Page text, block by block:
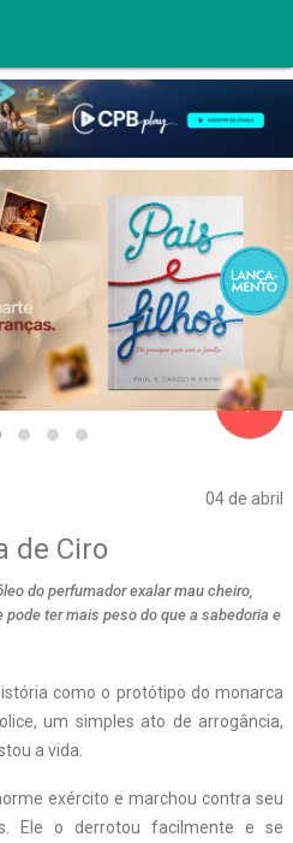
04 de abril
de Ciro
do perfumador exalar mau cheiro,
ter mais peso do que a sabedoria e
como o protótipo do monarca
um simples ato de arrogância,
a vida.
exército e marchou contra seu
Ele o derrotou facilmente e se
navigate_next